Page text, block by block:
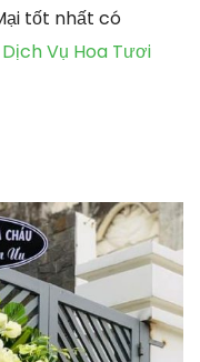
tốt nhất có
Dịch Vụ Hoa Tươi